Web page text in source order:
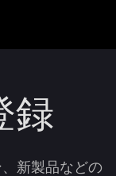
録
新製品などの